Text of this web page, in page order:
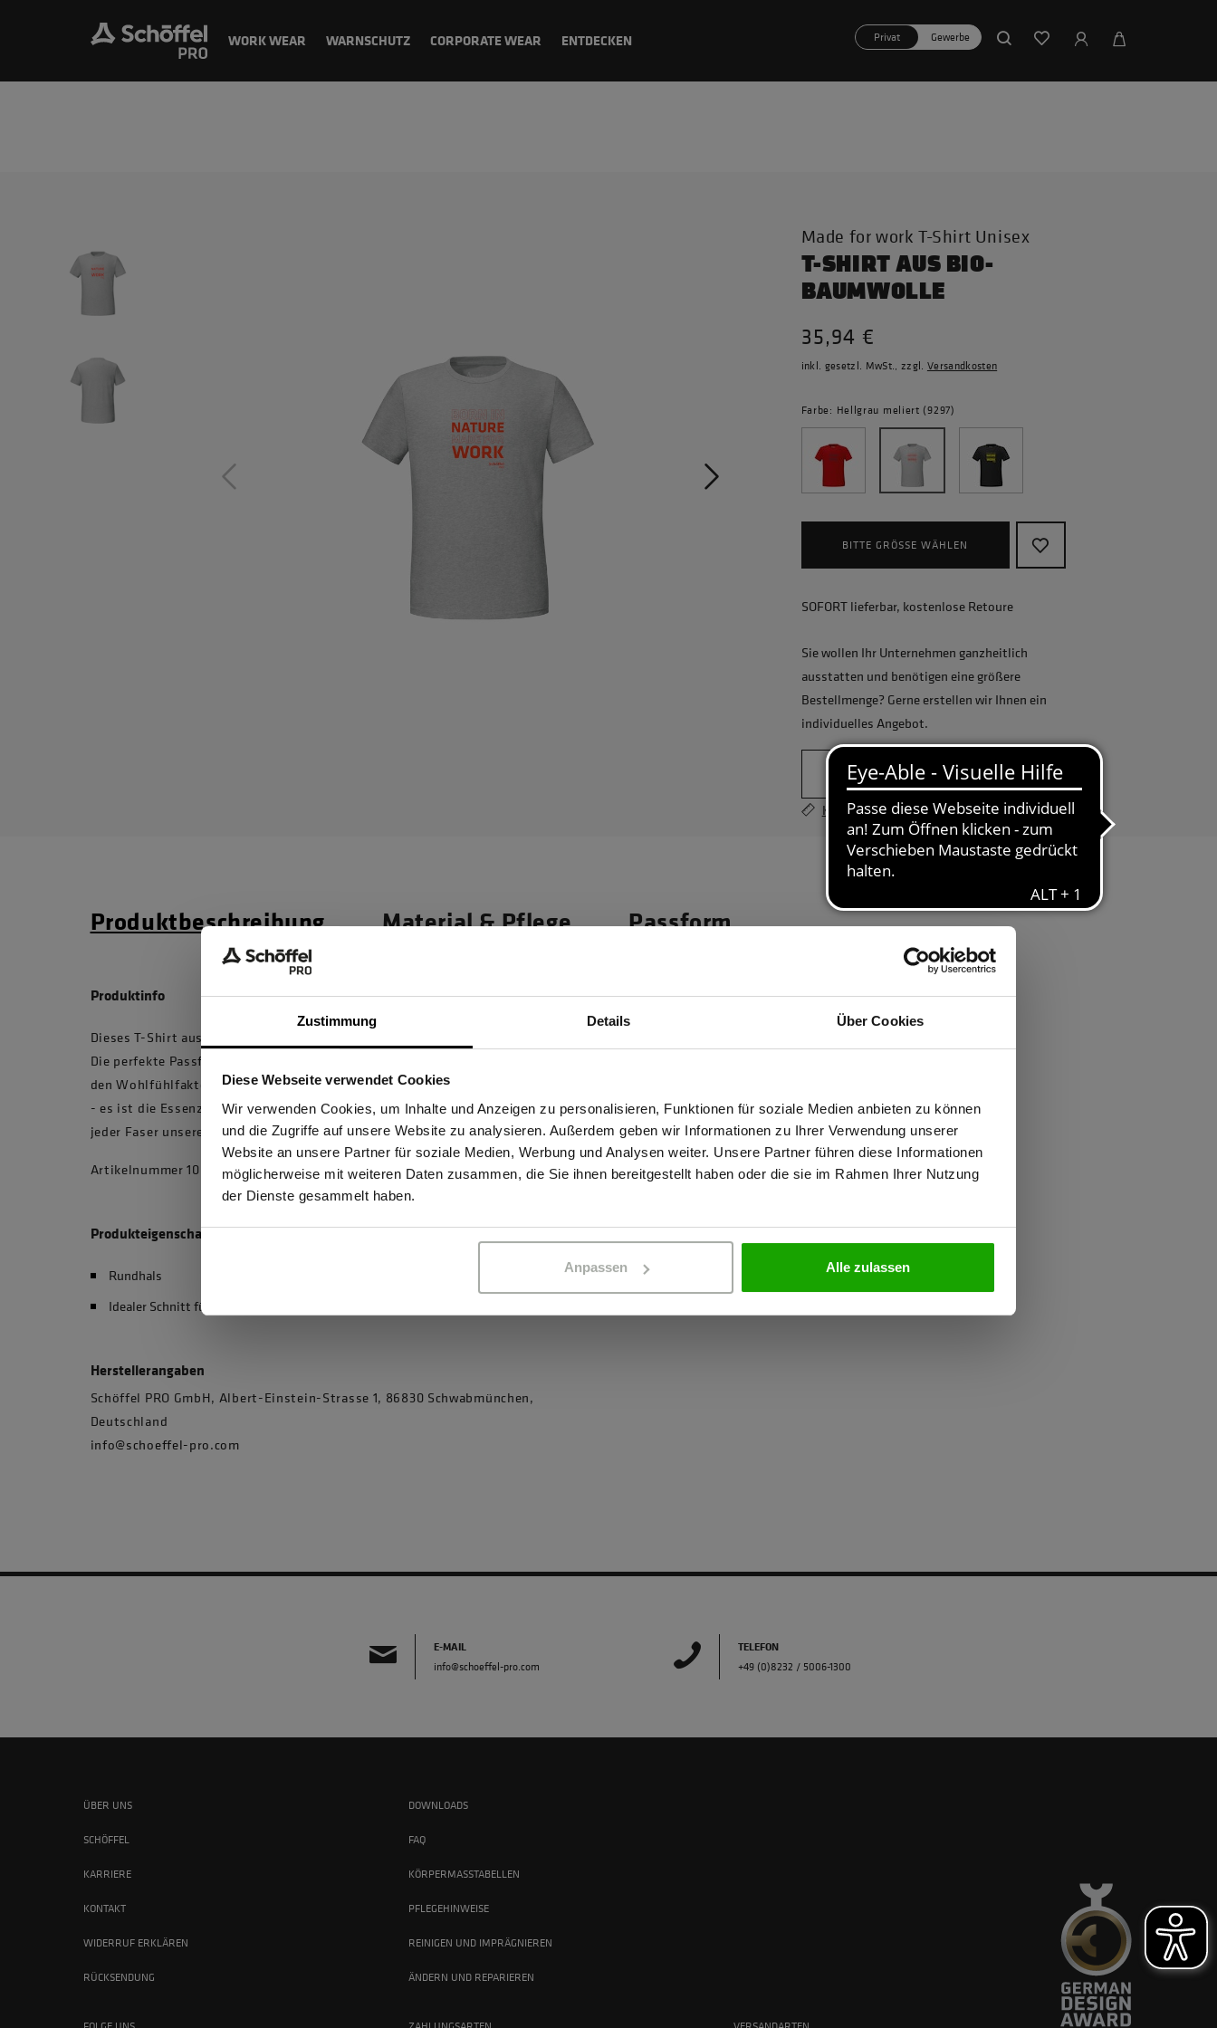
Zustimmung Details Über Cookies
Diese Webseite verwendet Cookies
Wir verwenden Cookies, um Inhalte und Anzeigen zu personalisieren, Funktionen für soziale Medien anbieten zu können
und die Zugriffe auf unsere Website zu analysieren. Außerdem geben wir Informationen zu Ihrer Verwendung unserer
Website an unsere Partner für soziale Medien, Werbung und Analysen weiter. Unsere Partner führen diese Informationen
möglicherweise mit weiteren Daten zusammen, die Sie ihnen bereitgestellt haben oder die sie im Rahmen Ihrer Nutzung
der Dienste gesammelt haben.
Anpassen Alle zulassen
WORK WEAR WARNSCHUTZ CORPORATE WEAR ENTDECKEN Privat Gewerbe
Made for work T-Shirt Unisex
T-SHIRT AUS BIO-
BAUMWOLLE
35,94 €
inkl. gesetzl. MwSt., zzgl. Versandkosten
Farbe: Hellgrau meliert (9297)
BITTE GRÖSSE WÄHLEN
SOFORT lieferbar, kostenlose Retoure
Sie wollen Ihr Unternehmen ganzheitlich
ausstatten und benötigen eine größere
Bestellmenge? Gerne erstellen wir Ihnen ein
individuelles Angebot.
JETZT ANFRAGEN
Körpermaßtabelle
Produktbeschreibung Material & Pflege Passform
Produktinfo
Dieses T-Shirt aus reiner Bio-Baumwolle ist in jeder Situation der ideale Begleiter.
Die perfekte Passform des T-Shirts und die sehr weiche Premiumqualität sorgen für
den Wohlfühlfaktor Born in Nature. Made for Work. Das ist mehr als nur ein Motto
- es ist die Essenz von Schöffel PRO. Die Outdoor-DNA von Schöffel findet sich in
jeder Faser unserer Workwear wieder.
Artikelnummer 10031787 , Modellnummer 6229
Produkteigenschaften
Rundhals
Idealer Schnitt für perfekte Passform
Herstellerangaben
Schöffel PRO GmbH, Albert-Einstein-Strasse 1, 86830 Schwabmünchen,
Deutschland
info@schoeffel-pro.com
Materialeigenschaften
E-MAIL
info@schoeffel-pro.com
TELEFON
+49 (0)8232 / 5006-1300
ÜBER UNS
SCHÖFFEL
KARRIERE
KONTAKT
WIDERRUF ERKLÄREN
RÜCKSENDUNG
DOWNLOADS
FAQ
KÖRPERMASSTABELLEN
PFLEGEHINWEISE
REINIGEN UND IMPRÄGNIEREN
ÄNDERN UND REPARIEREN
Sind Sie Gewerbetreibender?
Ich bestätige, dass ich Gewerbetreibender bin. Alle Preise werden netto ausgewiesen.
GEWERBETREIBENDER PRIVATPERSON